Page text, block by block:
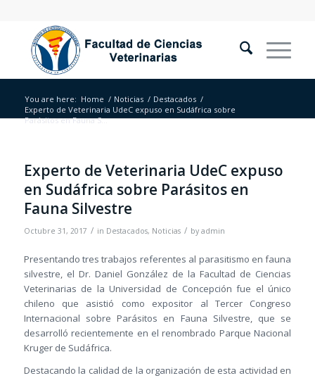
You are here: Home / Noticias / Destacados /
Experto de Veterinaria UdeC expuso en Sudáfrica sobre
Parásitos en Fauna S...
Experto de Veterinaria UdeC expuso
en Sudáfrica sobre Parásitos en
Fauna Silvestre
Octubre 31, 2017 / in Destacados, Noticias / by admin
Presentando tres trabajos referentes al parasitismo en fauna
silvestre, el Dr. Daniel González de la Facultad de Ciencias
Veterinarias de la Universidad de Concepción fue el único
chileno que asistió como expositor al Tercer Congreso
Internacional sobre Parásitos en Fauna Silvestre, que se
desarrolló recientemente en el renombrado Parque Nacional
Kruger de Sudáfrica.
Destacando la calidad de la organización de esta actividad en